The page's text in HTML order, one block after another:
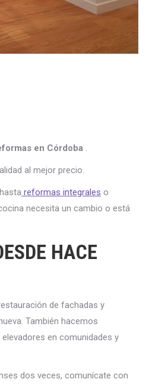
en Córdoba
al mejor precio.
hasta reformas integrales o
ina necesita un cambio o está
HACE
ación de fachadas y
ueva También hacemos
elevadores en comunidades y
dos veces, comunícate con